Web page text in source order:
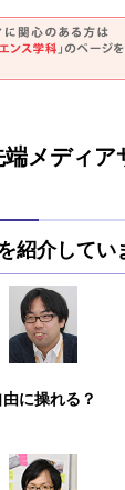
メディア
紹介してい
に操れる？